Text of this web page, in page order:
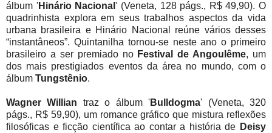
álbum 'Hinário Nacional' (Veneta, 128 págs., R$ 49,90). O
quadrinhista explora em seus trabalhos aspectos da vida
urbana brasileira e Hinário Nacional reúne vários desses
“instantâneos”. Quintanilha tornou-se neste ano o primeiro
brasileiro a ser premiado no Festival de Angoulême, um
dos mais prestigiados eventos da área no mundo, com o
álbum Tungstênio.
Wagner Willian traz o álbum 'Bulldogma' (Veneta, 320
págs., R$ 59,90), um romance gráfico que mistura reflexões
filosóficas e ficção científica ao contar a história de Deisy